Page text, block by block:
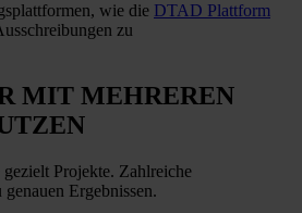
wie die DTAD Plattform
zu
MIT MEHREREN
Projekte. Zahlreiche
Ergebnissen.